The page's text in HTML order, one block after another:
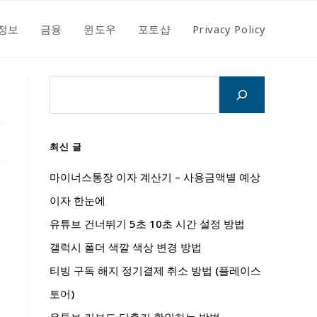
보 금융 윈도우 포토샵 Privacy Policy
최신 글
마이너스통장 이자 계산기 – 사용금액별 예상
이자 한눈에
유튜브 건너뛰기 5초 10초 시간 설정 방법
갤럭시 폴더 색깔 색상 변경 방법
티빙 구독 해지 정기결제 취소 방법 (플레이스
토어)